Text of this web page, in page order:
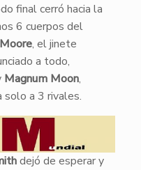
final cerró hacia la
6 cuerpos del
, el jinete
a todo,
Magnum Moon,
solo a 3 rivales.
dejó de esperar y